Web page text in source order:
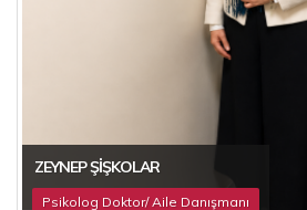
ZEYNEP ŞIŞKOLAR
Psikolog Doktor/ Aile Danışmanı